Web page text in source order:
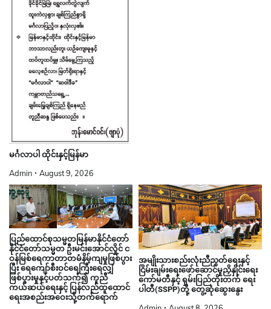
မင်္ဂလာပါ ထိုင်းနှင့်မြန်မာ
Admin August 9, 2026
ပြည်ထောင်စုသမ္မတမြန်မာနိုင်ငံတော်
နိုင်ငံတော်သမ္မတ ဦးမင်းအောင်လှိုင် င
ဝန်မြစ်ရေကာတာတမံနိမ့်ကျမှုဖြစ်ပွား
ပြီး ရေကျော်စီးဝင်ရေကြီးရေလျှံ
ဖြစ်ပွားမှုနှင့်ပတ်သက်၍ ကူညီ
ကယ်ဆယ်ရေးနှင့် ပြန်လည်ထူထောင်
ရေးအစည်းအဝေးသို့တက်ရောက်
အမျိုးသားစည်းလုံးညီညွတ်ရေးနှင့်
ငြိမ်းချမ်းရေးဖော်ဆောင်မှုညှိနှိုင်းရေး
ကော်မတီနှင့် ရှမ်းပြည်တိုးတက် ရေး
ပါတီ(SSPP)တို့ တွေ့ဆုံဆွေးနွေး